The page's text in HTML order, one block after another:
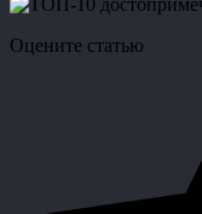
Оцените статью